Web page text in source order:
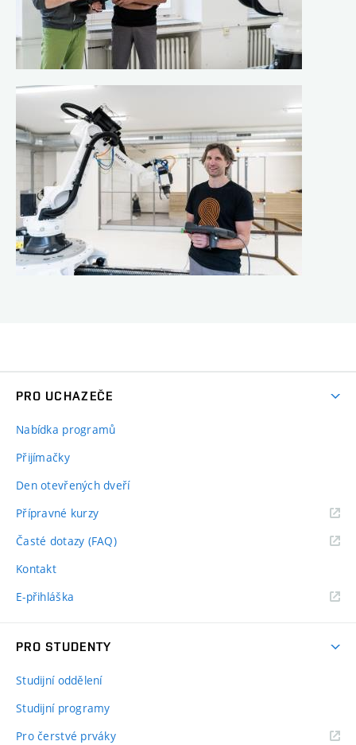
PRO UCHAZEČE
Nabídka programů
Přijímačky
Den otevřených dveří
Přípravné kurzy
Časté dotazy (FAQ)
Kontakt
E-přihláška
PRO STUDENTY
Studijní oddělení
Studijní programy
Pro čerstvé prváky